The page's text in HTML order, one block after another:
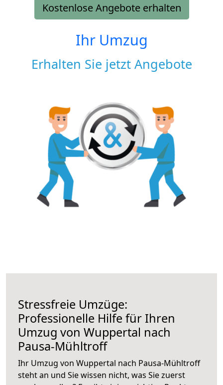
Kostenlose Angebote erhalten
Ihr Umzug
Erhalten Sie jetzt Angebote
Stressfreie Umzüge:
Professionelle Hilfe für Ihren
Umzug von Wuppertal nach
Pausa-Mühltroff
Ihr Umzug von Wuppertal nach Pausa-Mühltroff
steht an und Sie wissen nicht, was Sie zuerst